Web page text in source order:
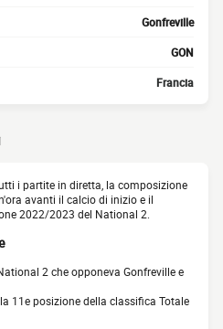
Gonfreville
GON
Francia
i partite in diretta, la composizione
avanti il calcio di inizio e il
2022/2023 del National 2.
2 che opponeva Gonfreville e
11e posizione della classifica Totale